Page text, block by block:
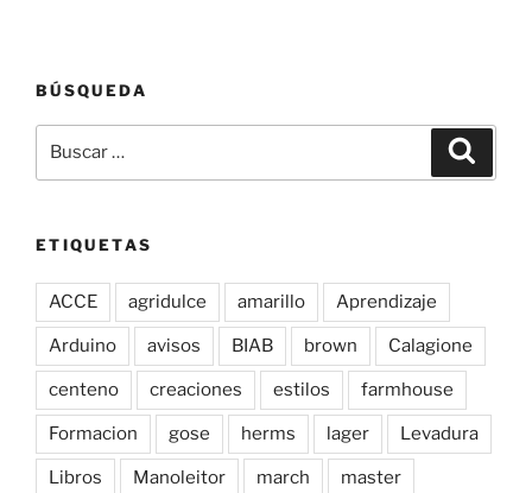
BÚSQUEDA
por:
ETIQUETAS
ACCE agridulce amarillo Aprendizaje
Arduino avisos BIAB brown Calagione
centeno creaciones estilos farmhouse
Formacion gose herms lager Levadura
Libros Manoleitor march master